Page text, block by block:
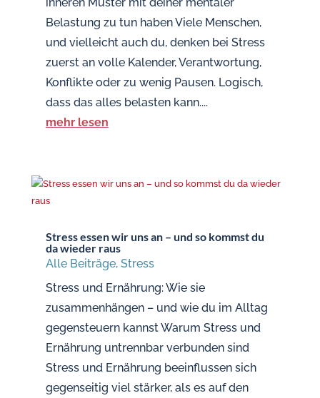
inneren Muster mit deiner mentaler
Belastung zu tun haben Viele Menschen,
und vielleicht auch du, denken bei Stress
zuerst an volle Kalender, Verantwortung,
Konflikte oder zu wenig Pausen. Logisch,
dass das alles belasten kann....
mehr lesen
Stress essen wir uns an – und so kommst du
da wieder raus
Alle Beiträge, Stress
Stress und Ernährung: Wie sie
zusammenhängen – und wie du im Alltag
gegensteuern kannst Warum Stress und
Ernährung untrennbar verbunden sind
Stress und Ernährung beeinflussen sich
gegenseitig viel stärker, als es auf den